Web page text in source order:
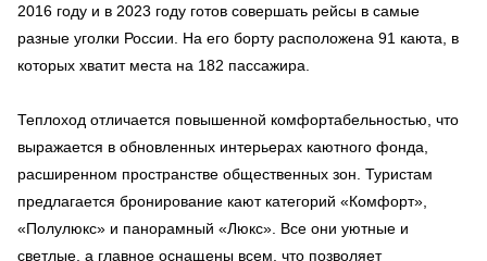
2016 году и в 2023 году готов совершать рейсы в самые
разные уголки России. На его борту расположена 91 каюта, в
которых хватит места на 182 пассажира.
Теплоход отличается повышенной комфортабельностью, что
выражается в обновленных интерьерах каютного фонда,
расширенном пространстве общественных зон. Туристам
предлагается бронирование кают категорий «Комфорт»,
«Полулюкс» и панорамный «Люкс». Все они уютные и
светлые, а главное оснащены всем, что позволяет